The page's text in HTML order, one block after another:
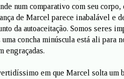
num comparativo com seu
de Marcel parece inabalável e
da autoaceitação. Somos seres
concha minúscula está ali para
engraçadas.
em que Marcel solta um